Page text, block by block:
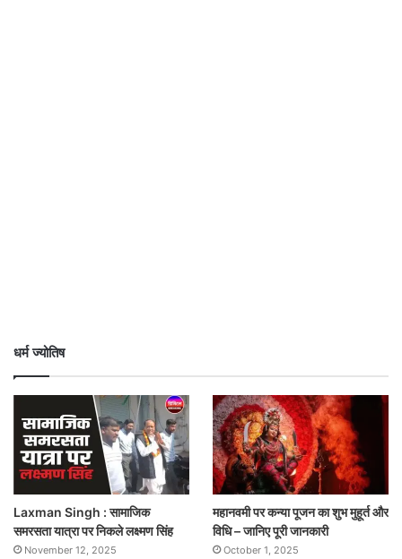
धर्म ज्योतिष
Laxman Singh : सामाजिक
समरसता यात्रा पर निकले लक्ष्मण सिंह
November 12, 2025
महानवमी पर कन्या पूजन का शुभ मुहूर्त और
विधि – जानिए पूरी जानकारी
October 1, 2025